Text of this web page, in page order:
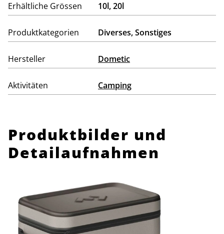
Erhältliche Grössen 10l, 20l
Produktkategorien Diverses,Sonstiges
Hersteller Dometic
Aktivitäten Camping
Produktbilder und
Detailaufnahmen